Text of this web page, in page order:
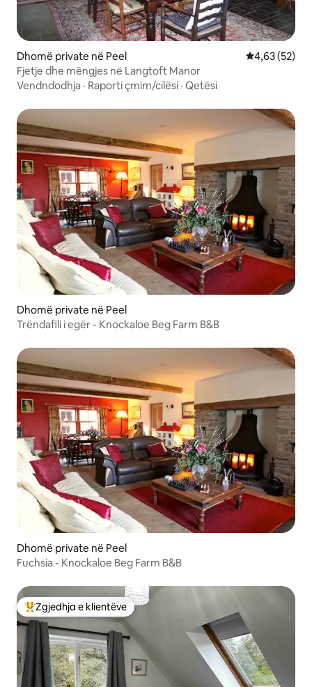
Dhomë private në Peel Vlerësimi
4,63 (52)
Fjetje dhe mëngjes në Langtoft Manor
Vendndodhja · Raporti çmim/cilësi · Qetësi
Dhomë private në Peel
Trëndafili i egër - Knockaloe Beg Farm B&B
Dhomë private në Peel
Fuchsia - Knockaloe Beg Farm B&B
Më të mirat e zgjedhjeve të klientëve
Zgjedhja e klientëve